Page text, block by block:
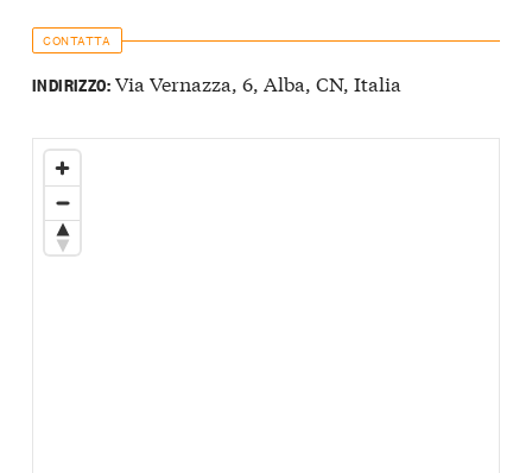
CONTATTA
INDIRIZZO:Via Vernazza, 6, Alba, CN, Italia